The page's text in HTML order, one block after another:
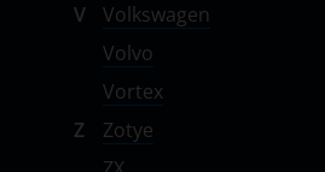
V
Volkswagen
Volvo
Vortex
Z
Zotye